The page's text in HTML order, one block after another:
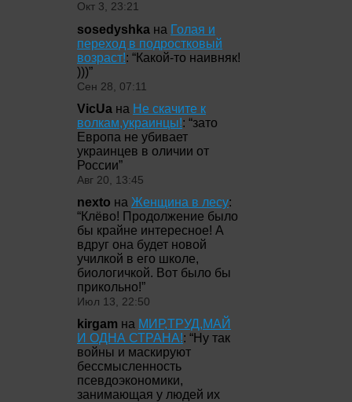
Окт 3, 23:21
sosedyshka на Голая и
переход в подростковый
возраст!: “Какой-то наивняк!
)))”
Сен 28, 07:11
VicUa на Не скачите к
волкам,украинцы!: “зато
Европа не убивает
украинцев в оличии от
России”
Авг 20, 13:45
nexto на Женщина в лесу:
“Клёво! Продолжение было
бы крайне интересное! А
вдруг она будет новой
училкой в его школе,
биологичкой. Вот было бы
прикольно!”
Июл 13, 22:50
kirgam на МИР,ТРУД,МАЙ
И ОДНА СТРАНА!: “Ну так
войны и маскируют
бессмысленность
псевдоэкономики,
занимающая у людей их